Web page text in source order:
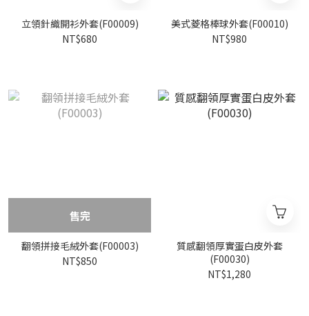
立領針織開衫外套(F00009)
NT$680
美式菱格棒球外套(F00010)
NT$980
售完
翻領拼接毛絨外套(F00003)
NT$850
質感翻領厚實蛋白皮外套
(F00030)
NT$1,280